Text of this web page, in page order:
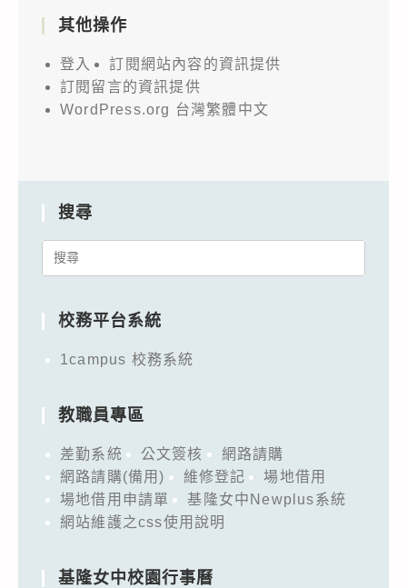
其他操作
登入
訂閱網站內容的資訊提供
訂閱留言的資訊提供
WordPress.org 台灣繁體中文
搜尋
Search
校務平台系統
1campus 校務系統
教職員專區
差勤系統 公文簽核
網路請購
網路請購(備用)
維修登記
場地借用
場地借用申請單
基隆女中Newplus系統
網站維護之css使用說明
基隆女中校園行事曆